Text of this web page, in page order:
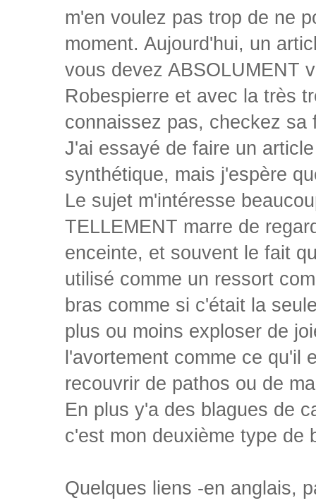
m'en voulez pas trop de ne
moment. Aujourd'hui, un
vous devez ABSOLUMENT
Robespierre et avec la très
connaissez pas, checkez sa
J'ai essayé de faire un
synthétique, mais j'espère
Le sujet m'intéresse
TELLEMENT marre de
enceinte, et souvent le fait
utilisé comme un ressort
bras comme si c'était la
plus ou moins exploser de
l'avortement comme ce qu'il
recouvrir de pathos ou de
En plus y'a des blagues de
c'est mon deuxième type de
Quelques liens -en anglais,